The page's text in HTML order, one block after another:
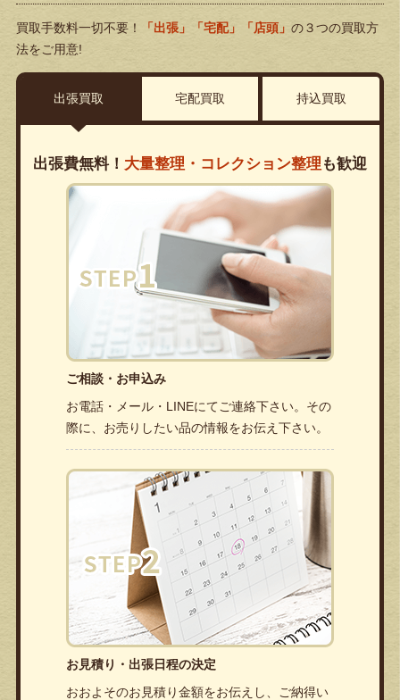
買取手数料一切不要！ 「出張」「宅配」「店頭」 の３つの買取方
法をご用意!
出張買取 宅配買取 持込買取
出張費無料！ 大量整理・コレクション整理 も歓迎
ご相談・お申込み
お電話・メール・LINEにてご連絡下さい。その
際に、お売りしたい品の情報をお伝え下さい。
お見積り・出張日程の決定
おおよそのお見積り金額をお伝えし、ご納得い